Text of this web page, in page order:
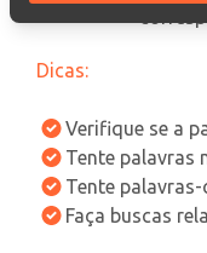
Dicas:
Verifique se a
Tente palavras
Tente
Faça buscas